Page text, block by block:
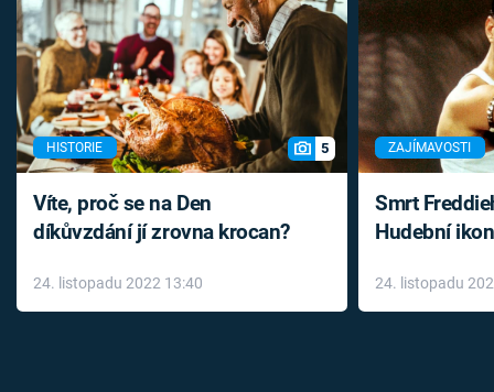
HISTORIE 5
Víte, proč se na Den
díkůvzdání jí zrovna krocan?
24. listopadu 2022 13:40
ZAJÍMAVOSTI
Smrt
Hudební
léky
24. listopadu